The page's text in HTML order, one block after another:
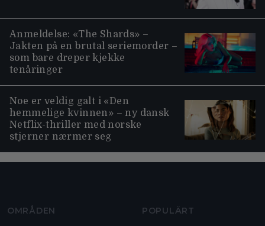
Anmeldelse: «The Shards» –
Jakten på en brutal seriemorder –
som bare dreper kjekke
tenåringer
Noe er veldig galt i «Den
hemmelige kvinnen» – ny dansk
Netflix-thriller med norske
stjerner nærmer seg
OMRÅDEN POPULÄRT